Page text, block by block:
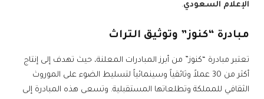
الإعلام السعودي.
مبادرة “كنوز” وتوثيق التراث
تعتبر مبادرة “كنوز” من أبرز المبادرات المعلنة، حيث تهدف إلى إنتاج
أكثر من 30 عملاً وثائقياً وسينمائياً لتسليط الضوء على الموروث
الثقافي للمملكة وتطلعاتها المستقبلية. وتسعى هذه المبادرة إلى